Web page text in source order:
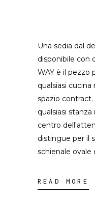
Una sedia dal
disponibile con
WAY è il pezzo
qualsiasi
spazio contract.
qualsiasi
centro
distingue per il
schienale ovale
READ MORE